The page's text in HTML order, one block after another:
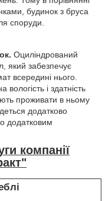
будинок з бруса
споруди.
Оциліндрований
який забезпечує
всередині нього.
вологість і здатність
проживати в ньому
додатково
додатковим
компанії